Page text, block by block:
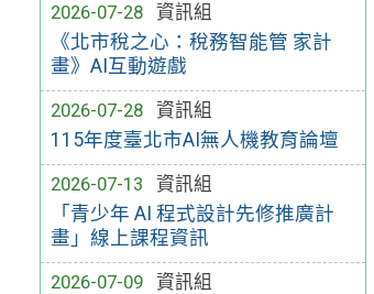
2026-07-28
資訊組
《北市稅之心：稅務智能管 家計
畫》AI互動遊戲
2026-07-28
資訊組
115年度臺北市AI無人機教育論壇
2026-07-13
資訊組
「青少年 AI 程式設計先修推廣計
畫」線上課程資訊
2026-07-09
資訊組